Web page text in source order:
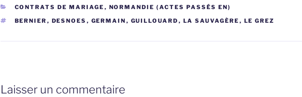
CATÉGORIES
CONTRATS DE MARIAGE , NORMANDIE (ACTES PASSÉS EN)
ÉTIQUETTES
BERNIER , DESNOES , GERMAIN , GUILLOUARD , LA SAUVAGÈRE , LE GREZ
Laisser un commentaire